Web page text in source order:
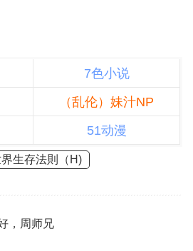
7色小说
（乱伦）妹汁NP
51动漫
生存法則（H)
，周师兄